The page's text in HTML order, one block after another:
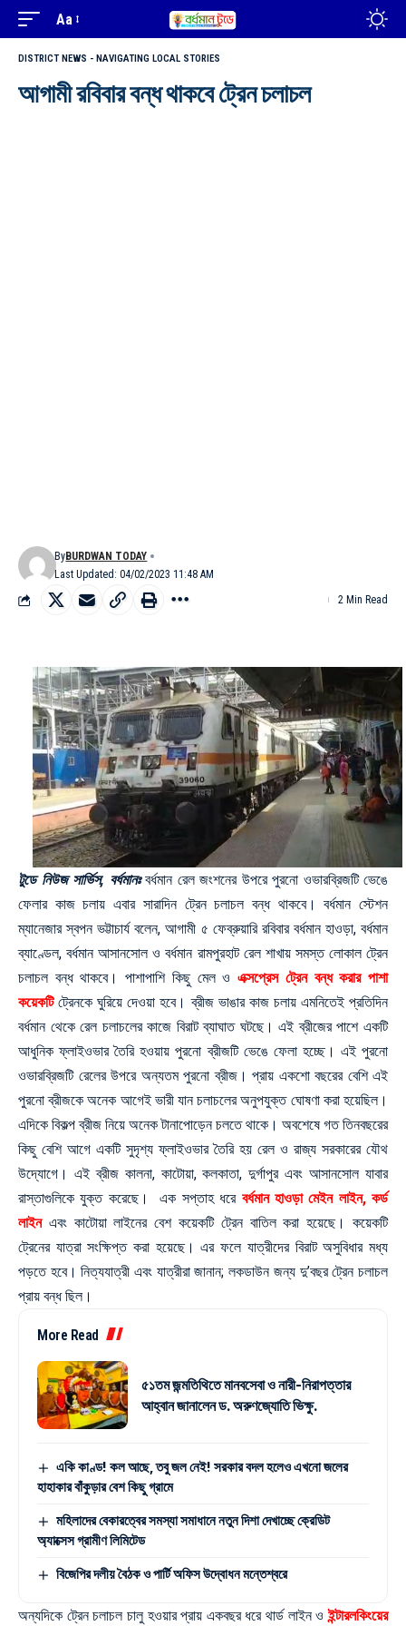
Aa
DISTRICT NEWS - NAVIGATING LOCAL STORIES
আগামী রবিবার বন্ধ থাকবে ট্রেন চলাচল
Last Updated: 04/02/2023 11:48 AM
ByBURDWAN TODAY
2 Min Read
টুডে নিউজ সার্ভিস, বর্ধমানঃবর্ধমান রেল জংশনের উপরে পুরনো ওভারব্রিজটি ভেঙে
ফেলার কাজ চলায় এবার সারাদিন ট্রেন চলাচল বন্ধ থাকবে। বর্ধমান স্টেশন
ম্যানেজার স্বপন ভট্টাচার্য বলেন, আগামী ৫ ফেব্রুয়ারি রবিবার বর্ধমান হাওড়া, বর্ধমান
ব্যাণ্ডেল, বর্ধমান আসানসোল ও বর্ধমান রামপুরহাট রেল শাখায় সমস্ত লোকাল ট্রেন
চলাচল বন্ধ থাকবে। পাশাপাশি কিছু মেল ওএক্সপ্রেস ট্রেন বন্ধ করার পাশা
কয়েকটিট্রেনকে ঘুরিয়ে দেওয়া হবে। ব্রীজ ভাঙার কাজ চলায় এমনিতেই প্রতিদিন
বর্ধমান থেকে রেল চলাচলের কাজে বিরাট ব্যাঘাত ঘটছে। এই ব্রীজের পাশে একটি
আধুনিক ফ্লাইওভার তৈরি হওয়ায় পুরনো ব্রীজটি ভেঙে ফেলা হচ্ছে। এই পুরনো
ওভারব্রিজটি রেলের উপরে অন্যতম পুরনো ব্রীজ। প্রায় একশো বছরের বেশি এই
পুরনো ব্রীজকে অনেক আগেই ভারী যান চলাচলের অনুপযুক্ত ঘোষণা করা হয়েছিল।
এদিকে বিকল্প ব্রীজ নিয়ে অনেক টানাপোড়েন চলতে থাকে। অবশেষে গত তিনবছরের
কিছু বেশি আগে একটি সুদৃশ্য ফ্লাইওভার তৈরি হয় রেল ও রাজ্য সরকারের যৌথ
উদ্যোগে। এই ব্রীজ কালনা, কাটোয়া, কলকাতা, দুর্গাপুর এবং আসানসোল যাবার
রাস্তাগুলিকে যুক্ত করেছে। এক সপ্তাহ ধরে বর্ধমান হাওড়া মেইন লাইন, কর্ড
লাইন এবং কাটোয়া লাইনের বেশ কয়েকটি ট্রেন বাতিল করা হয়েছে। কয়েকটি
ট্রেনের যাত্রা সংক্ষিপ্ত করা হয়েছে। এর ফলে যাত্রীদের বিরাট অসুবিধার মধ্য
পড়তে হবে। নিত্যযাত্রী এবং যাত্রীরা জানান; লকডাউন জন্য দু’বছর ট্রেন চলাচল
প্রায় বন্ধ ছিল।
More Read
৫১তম জন্মতিথিতে মানবসেবা ও নারী-নিরাপত্তার
আহ্বান জানালেন ড. অরুণজ্যোতি ভিক্ষু.
একি কাণ্ড! কল আছে, তবু জল নেই! সরকার বদল হলেও এখনো জলের
হাহাকার বাঁকুড়ার বেশ কিছু গ্রামে
মহিলাদের বেকারত্বের সমস্যা সমাধানে নতুন দিশা দেখাচ্ছে ক্রেডিট
অ্যাক্সেস গ্রামীণ লিমিটেড
বিজেপির দলীয় বৈঠক ও পার্টি অফিস উদ্বোধন মন্তেশ্বরে
অন্যদিকে ট্রেন চলাচল চালু হওয়ার প্রায় একবছর ধরে থার্ড লাইন ওইন্টারলকিংয়ের